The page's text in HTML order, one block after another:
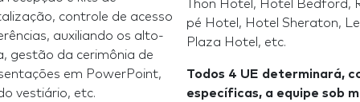
controle de acesso
auxiliando os alto-
gestão da cerimônia de
em PowerPoint,
vestiário, etc.
Thon Hotel, Hotel Bedford,
pé Hotel, Hotel Sheraton,
Plaza Hotel, etc.
Todos 4 UE determinará,
específicas, a equipe sob